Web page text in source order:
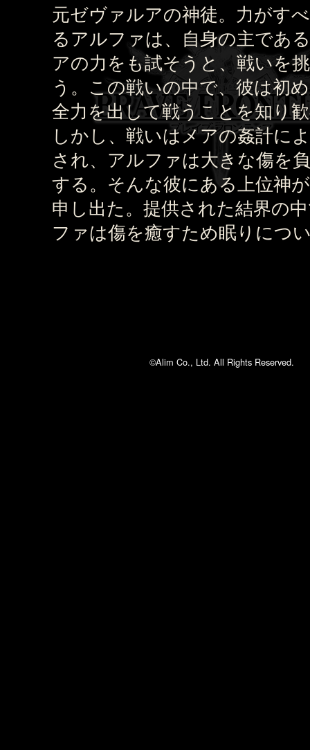
元ゼヴァルアの神徒。力がす
るアルファは、自身の主であ
アの力をも試そうと、戦いを
う。この戦いの中で、彼は初
全力を出して戦うことを知り
しかし、戦いはメアの姦計に
され、アルファは大きな傷を
する。そんな彼にある上位神
申し出た。提供された結界の
ファは傷を癒すため眠りにつ
©Alim Co., Ltd. All Rights Reserved.